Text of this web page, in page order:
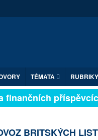
TÉMATA RUBRIKY
finančních
BRITSKÝCH